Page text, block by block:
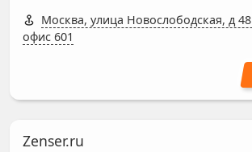
Москва, улица Новослободская, д 48
офис 601
Zenser.ru